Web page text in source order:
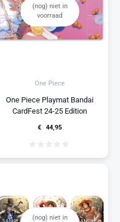
(nog) niet in
voorraad
One Piece
One Piece Playmat Bandai
CardFest 24-25 Edition
€ 44,95
(nog) niet in